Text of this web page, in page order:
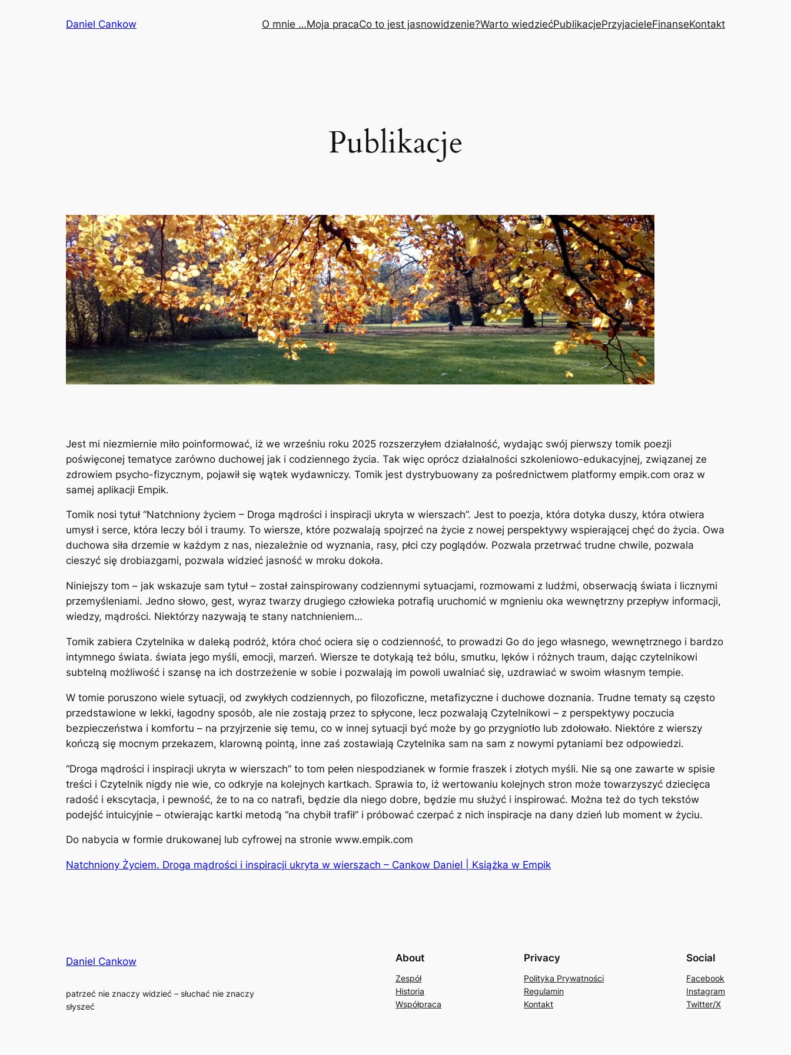
Daniel Cankow O mnie …Moja pracaCo to jest jasnowidzenie?Warto wiedziećPublikacjePrzyjacieleFinanseKontakt
Publikacje
Jest mi niezmiernie miło poinformować, iż we wrześniu roku 2025 rozszerzyłem działalność, wydając swój pierwszy tomik poezji
poświęconej tematyce zarówno duchowej jak i codziennego życia. Tak więc oprócz działalności szkoleniowo-edukacyjnej, związanej ze
zdrowiem psycho-fizycznym, pojawił się wątek wydawniczy. Tomik jest dystrybuowany za pośrednictwem platformy empik.com oraz w
samej aplikacji Empik.
Tomik nosi tytuł “Natchniony życiem – Droga mądrości i inspiracji ukryta w wierszach”. Jest to poezja, która dotyka duszy, która otwiera
umysł i serce, która leczy ból i traumy. To wiersze, które pozwalają spojrzeć na życie z nowej perspektywy wspierającej chęć do życia. Owa
duchowa siła drzemie w każdym z nas, niezależnie od wyznania, rasy, płci czy poglądów. Pozwala przetrwać trudne chwile, pozwala
cieszyć się drobiazgami, pozwala widzieć jasność w mroku dokoła.
Niniejszy tom – jak wskazuje sam tytuł – został zainspirowany codziennymi sytuacjami, rozmowami z ludźmi, obserwacją świata i licznymi
przemyśleniami. Jedno słowo, gest, wyraz twarzy drugiego człowieka potrafią uruchomić w mgnieniu oka wewnętrzny przepływ informacji,
wiedzy, mądrości. Niektórzy nazywają te stany natchnieniem…
Tomik zabiera Czytelnika w daleką podróż, która choć ociera się o codzienność, to prowadzi Go do jego własnego, wewnętrznego i bardzo
intymnego świata. świata jego myśli, emocji, marzeń. Wiersze te dotykają też bólu, smutku, lęków i różnych traum, dając czytelnikowi
subtelną możliwość i szansę na ich dostrzeżenie w sobie i pozwalają im powoli uwalniać się, uzdrawiać w swoim własnym tempie.
W tomie poruszono wiele sytuacji, od zwykłych codziennych, po filozoficzne, metafizyczne i duchowe doznania. Trudne tematy są często
przedstawione w lekki, łagodny sposób, ale nie zostają przez to spłycone, lecz pozwalają Czytelnikowi – z perspektywy poczucia
bezpieczeństwa i komfortu – na przyjrzenie się temu, co w innej sytuacji być może by go przygniotło lub zdołowało. Niektóre z wierszy
kończą się mocnym przekazem, klarowną pointą, inne zaś zostawiają Czytelnika sam na sam z nowymi pytaniami bez odpowiedzi.
“Droga mądrości i inspiracji ukryta w wierszach” to tom pełen niespodzianek w formie fraszek i złotych myśli. Nie są one zawarte w spisie
treści i Czytelnik nigdy nie wie, co odkryje na kolejnych kartkach. Sprawia to, iż wertowaniu kolejnych stron może towarzyszyć dziecięca
radość i ekscytacja, i pewność, że to na co natrafi, będzie dla niego dobre, będzie mu służyć i inspirować. Można też do tych tekstów
podejść intuicyjnie – otwierając kartki metodą “na chybił trafił” i próbować czerpać z nich inspiracje na dany dzień lub moment w życiu.
Do nabycia w formie drukowanej lub cyfrowej na stronie www.empik.com
Natchniony Życiem. Droga mądrości i inspiracji ukryta w wierszach – Cankow Daniel | Książka w Empik
Daniel Cankow
patrzeć nie znaczy widzieć – słuchać nie znaczy
słyszeć
About
Zespół
Historia
Współpraca
Privacy
Polityka Prywatności
Regulamin
Kontakt
Social
Facebook
Instagram
Twitter/X